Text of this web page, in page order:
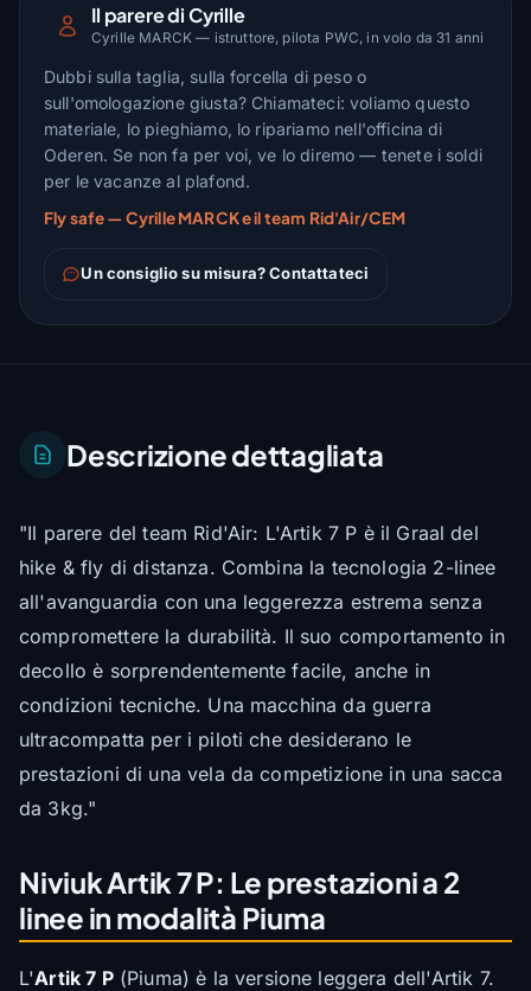
Il parere di Cyrille
Cyrille MARCK — istruttore, pilota PWC, in volo da 31 anni
Dubbi sulla taglia, sulla forcella di peso o
sull'omologazione giusta? Chiamateci: voliamo questo
materiale, lo pieghiamo, lo ripariamo nell'officina di
Oderen. Se non fa per voi, ve lo diremo — tenete i soldi
per le vacanze al plafond.
Fly safe — Cyrille MARCK e il team Rid'Air/CEM
Un consiglio su misura? Contattateci
Descrizione dettagliata
"Il parere del team Rid'Air: L'Artik 7 P è il Graal del
hike & fly di distanza. Combina la tecnologia 2-linee
all'avanguardia con una leggerezza estrema senza
compromettere la durabilità. Il suo comportamento in
decollo è sorprendentemente facile, anche in
condizioni tecniche. Una macchina da guerra
ultracompatta per i piloti che desiderano le
prestazioni di una vela da competizione in una sacca
da 3kg."
Niviuk Artik 7 P: Le prestazioni a 2
linee in modalità Piuma
L'Artik 7 P(Piuma) è la versione leggera dell'Artik 7.